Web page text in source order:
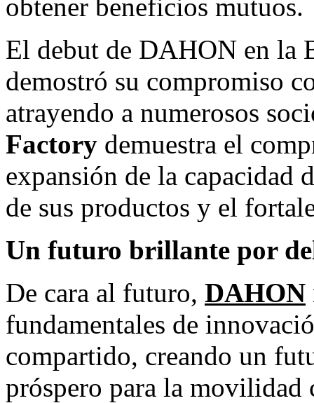
obtener beneficios mutuos.
El debut de DAHON en la
demostró su compromiso
atrayendo a numerosos
Factory demuestra el
expansión de la
de sus productos y el
Un futuro brillante por
De cara al futuro, DAHON
fundamentales de
compartido, creando un
próspero para la movilidad